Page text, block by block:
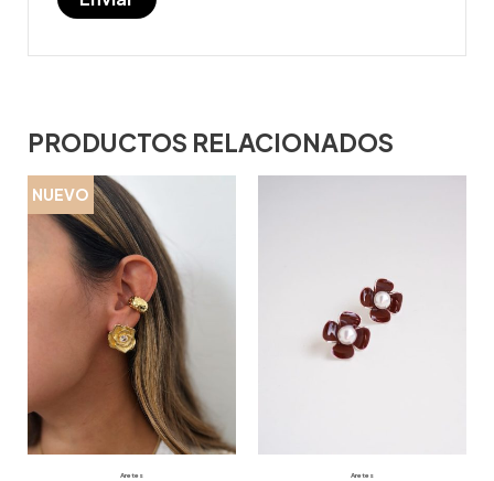
PRODUCTOS RELACIONADOS
NUEVO
Aretes Aretes